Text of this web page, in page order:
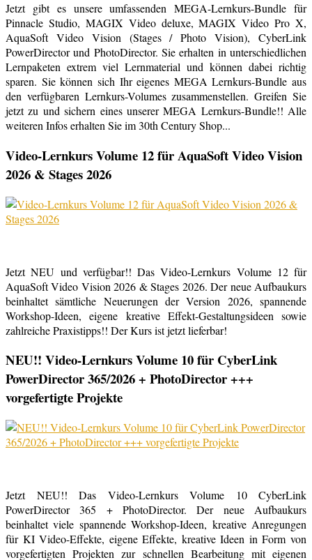
Jetzt gibt es unsere umfassenden MEGA-Lernkurs-Bundle für
Pinnacle Studio, MAGIX Video deluxe, MAGIX Video Pro X,
AquaSoft Video Vision (Stages / Photo Vision), CyberLink
PowerDirector und PhotoDirector. Sie erhalten in unterschiedlichen
Lernpaketen extrem viel Lernmaterial und können dabei richtig
sparen. Sie können sich Ihr eigenes MEGA Lernkurs-Bundle aus
den verfügbaren Lernkurs-Volumes zusammenstellen. Greifen Sie
jetzt zu und sichern eines unserer MEGA Lernkurs-Bundle!! Alle
weiteren Infos erhalten Sie im 30th Century Shop...
Video-Lernkurs Volume 12 für AquaSoft Video Vision
2026 & Stages 2026
Jetzt NEU und verfügbar!! Das Video-Lernkurs Volume 12 für
AquaSoft Video Vision 2026 & Stages 2026. Der neue Aufbaukurs
beinhaltet sämtliche Neuerungen der Version 2026, spannende
Workshop-Ideen, eigene kreative Effekt-Gestaltungsideen sowie
zahlreiche Praxistipps!! Der Kurs ist jetzt lieferbar!
NEU!! Video-Lernkurs Volume 10 für CyberLink
PowerDirector 365/2026 + PhotoDirector +++
vorgefertigte Projekte
Jetzt NEU!! Das Video-Lernkurs Volume 10 CyberLink
PowerDirector 365 + PhotoDirector. Der neue Aufbaukurs
beinhaltet viele spannende Workshop-Ideen, kreative Anregungen
für KI Video-Effekte, eigene Effekte, kreative Ideen in Form von
vorgefertigten Projekten zur schnellen Bearbeitung mit eigenen